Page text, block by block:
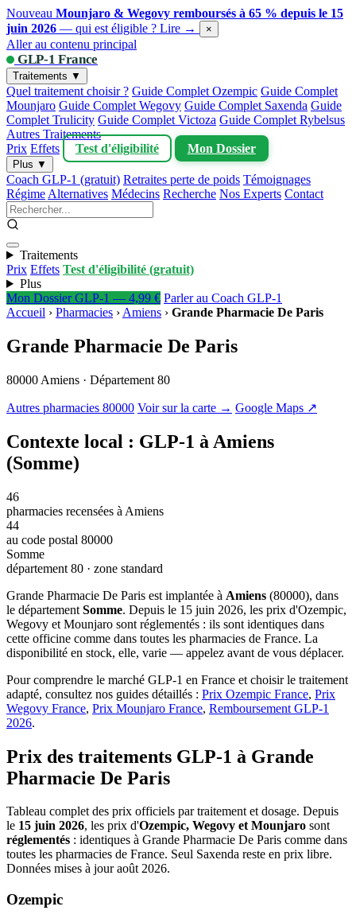
Nouveau Mounjaro & Wegovy remboursés à 65 % depuis le 15
juin 2026 — qui est éligible ? Lire → ×
Aller au contenu principal
GLP-1 France
Traitements ▼
Quel traitement choisir ? Guide Complet Ozempic Guide Complet
Mounjaro Guide Complet Wegovy Guide Complet Saxenda Guide
Complet Trulicity Guide Complet Victoza Guide Complet Rybelsus
Autres Traitements
Prix Effets Test d'éligibilité Mon Dossier
Plus ▼
Coach GLP-1 (gratuit) Retraites perte de poids Témoignages
Régime Alternatives Médecins Recherche Nos Experts Contact
Traitements
Prix Effets Test d'éligibilité (gratuit)
Plus
Mon Dossier GLP-1 — 4,99 € Parler au Coach GLP-1
Accueil › Pharmacies › Amiens › Grande Pharmacie De Paris
Grande Pharmacie De Paris
80000 Amiens · Département 80
Autres pharmacies 80000 Voir sur la carte → Google Maps ↗
Contexte local : GLP-1 à Amiens
(Somme)
46
pharmacies recensées à Amiens
44
au code postal 80000
Somme
département 80 · zone standard
Grande Pharmacie De Paris est implantée à Amiens (80000), dans
le département Somme. Depuis le 15 juin 2026, les prix d'Ozempic,
Wegovy et Mounjaro sont réglementés : ils sont identiques dans
cette officine comme dans toutes les pharmacies de France. La
disponibilité en stock, elle, varie — appelez avant de vous déplacer.
Pour comprendre le marché GLP-1 en France et choisir le traitement
adapté, consultez nos guides détaillés : Prix Ozempic France, Prix
Wegovy France, Prix Mounjaro France, Remboursement GLP-1
2026.
Prix des traitements GLP-1 à Grande
Pharmacie De Paris
Tableau complet des prix officiels par traitement et dosage. Depuis
le 15 juin 2026, les prix d'Ozempic, Wegovy et Mounjaro sont
réglementés : identiques à Grande Pharmacie De Paris comme dans
toutes les pharmacies de France. Seul Saxenda reste en prix libre.
Données mises à jour août 2026.
Ozempic